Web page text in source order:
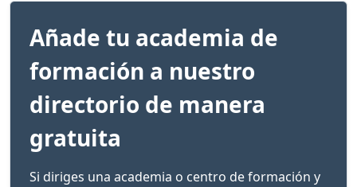
Añade tu academia de
formación a nuestro
directorio de manera
gratuita
Si diriges una academia o centro de formación y